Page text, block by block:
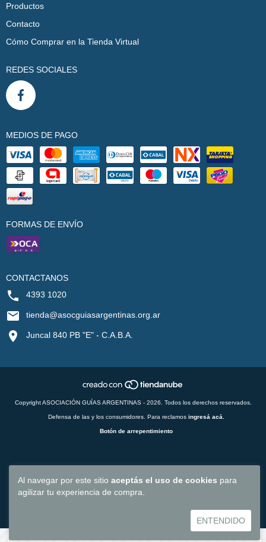
Al navegar por este sitio aceptás el uso de cookies para
agilizar tu experiencia de compra.
ENTENDIDO
Productos
Contacto
Cómo Comprar en la Tienda Virtual
REDES SOCIALES
MEDIOS DE PAGO
FORMAS DE ENVÍO
CONTACTANOS
4393 1020
tienda@asocguiasargentinas.org.ar
Juncal 840 PB "E" - C.A.B.A.
Copyright ASOCIACIÓN GUÍAS ARGENTINAS - 2026. Todos los derechos reservados.
Defensa de las y los consumidores. Para reclamos ingresá acá.
Botón de arrepentimiento